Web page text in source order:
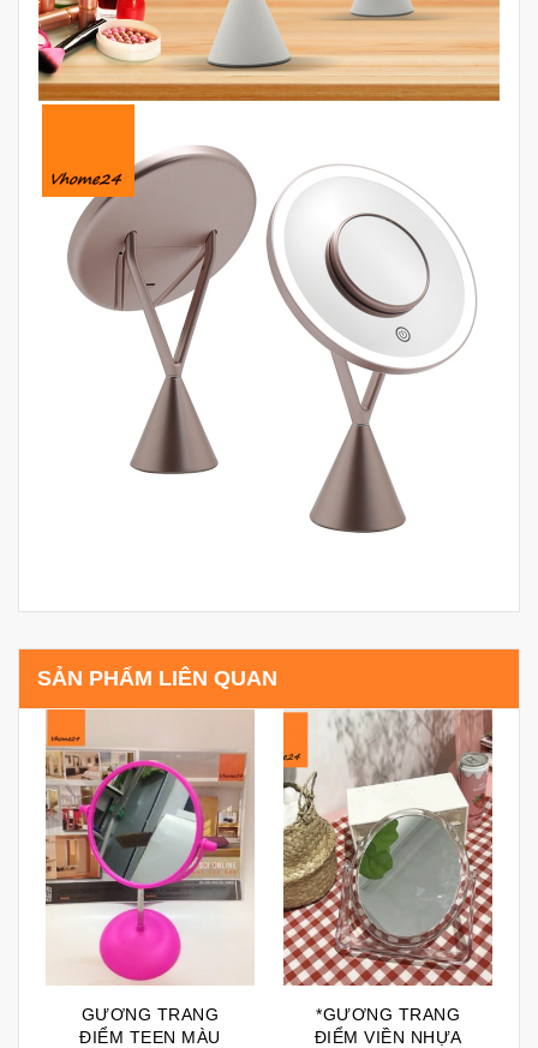
SẢN PHẨM LIÊN QUAN
GƯƠNG TRANG
ĐIỂM TEEN MÀU
*GƯƠNG TRANG
ĐIỂM VIỀN NHỰA